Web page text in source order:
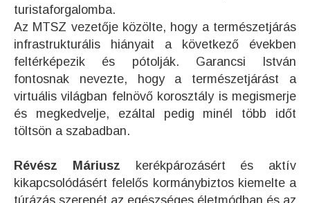
turistaforgalomba.
Az MTSZ vezetője közölte, hogy a természetjárás
infrastrukturális hiányait a következő években
feltérképezik és pótolják. Garancsi István
fontosnak nevezte, hogy a természetjárást a
virtuális világban felnövő korosztály is megismerje
és megkedvelje, ezáltal pedig minél több időt
töltsön a szabadban.
Révész Máriusz kerékpározásért és aktív
kikapcsolódásért felelős kormánybiztos kiemelte a
túrázás szerepét az egészséges életmódban és az